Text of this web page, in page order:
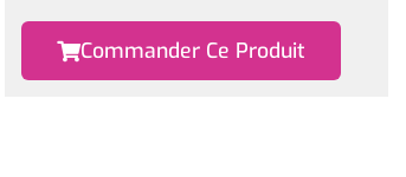
Commander Ce Produit